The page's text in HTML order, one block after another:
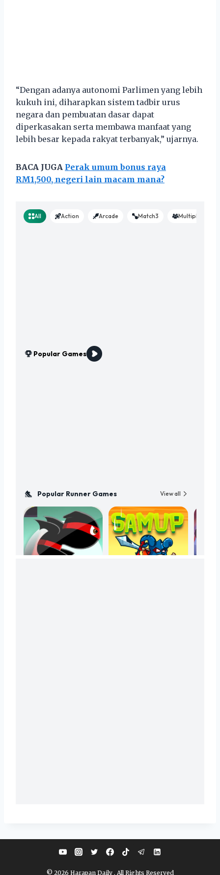
“Dengan adanya autonomi Parlimen yang lebih
kukuh ini, diharapkan sistem tadbir urus
negara dan pembuatan dasar dapat
diperkasakan serta membawa manfaat yang
lebih besar kepada rakyat terbanyak,” ujarnya.
BACA JUGA Perak umum bonus raya
RM1,500, negeri lain macam mana?
© 2026 Harapan Daily . All Rights Reserved